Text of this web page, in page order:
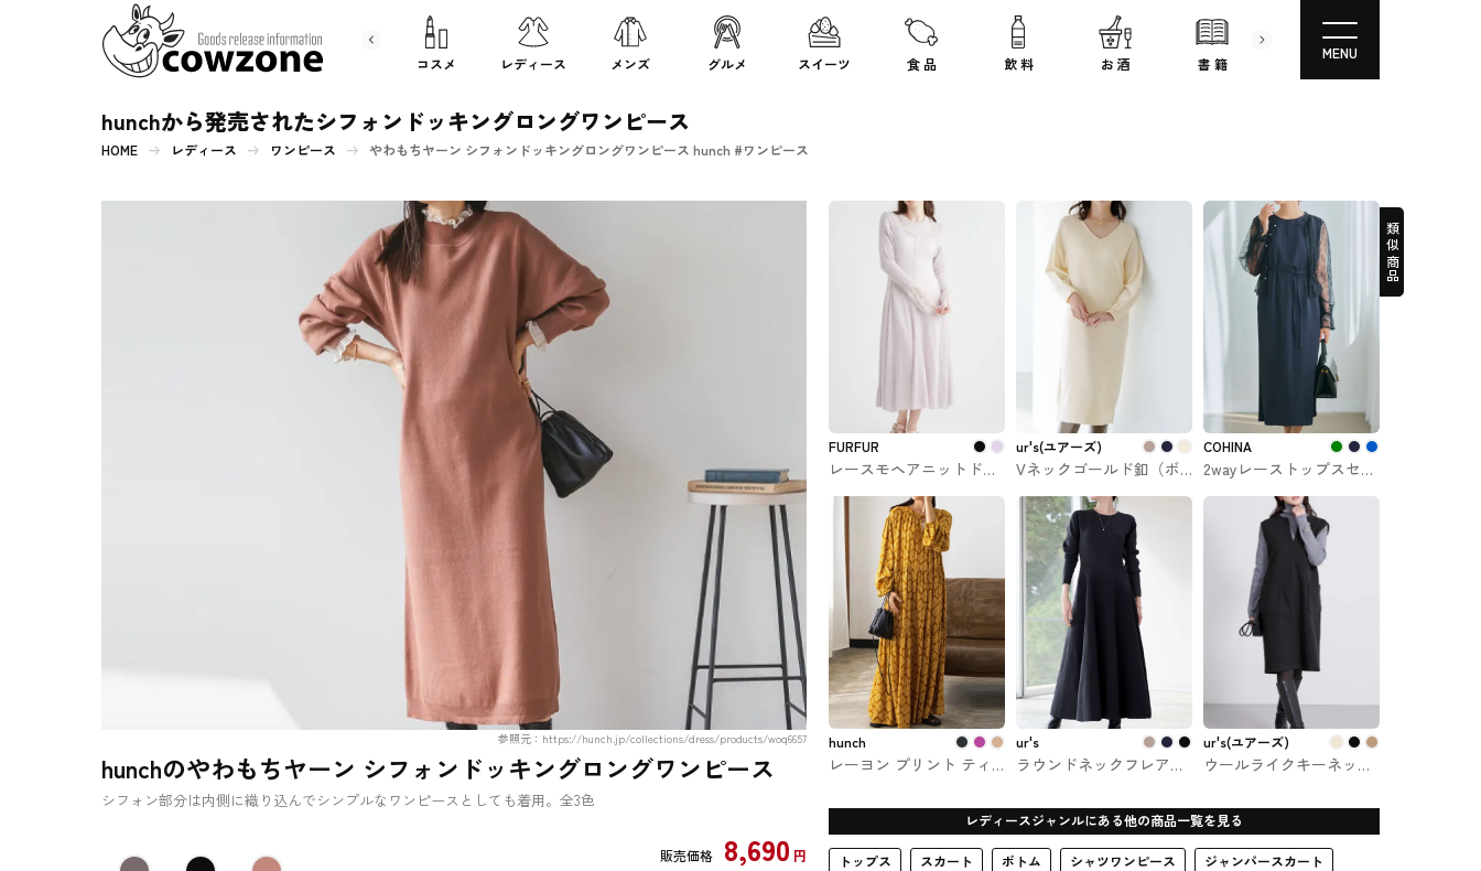
書 籍 文房具 コスメ レディース メンズ グルメ スイーツ 食 品 飲 料 お 酒 書 籍 文房具
MENU
hunchから発売されたシフォンドッキングロングワンピース
HOME レディース ワンピース やわもちヤーン シフォンドッキングロングワンピース hunch #ワンピース
参照元：https://hunch.jp/collections/dress/products/woq6657
hunchのやわもちヤーン シフォンドッキングロングワンピース
シフォン部分は内側に織り込んでシンプルなワンピースとしても着用。全3色
販売価格 8,690 円
類似商品
FURFUR
レースモヘアニットドレ
ス (ニットワンピース)
FURFUR（ファーファ
ー）
ur's(ユアーズ)
Vネックゴールド釦（ボ
タン）ニットワンピース
ur's(ユアーズ)
COHINA
2wayレーストップスセッ
トワンピース-short &
regular COHINAで購入で
きるワンピ
hunch
レーヨン プリント ティ
nina（リル・ニーナ）
ur's
ラウンドネックフレアロ
ur's #ワンピース
ur's(ユアーズ)
ウールライクキーネックI
アーズ)
レディースジャンルにある他の商品一覧を見る
トップス スカート ボトム シャツワンピース ジャンパースカート